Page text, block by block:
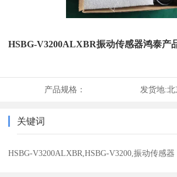
HSBG-V3200ALXBR振动传感器鸿泰产
产品规格： 发货地:北
关键词
HSBG-V3200ALXBR,HSBG-V3200,振动传感器